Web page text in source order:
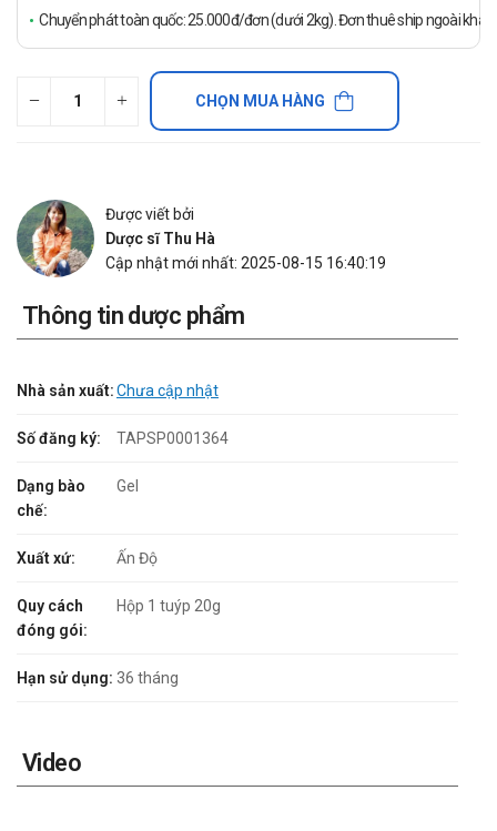
Chuyển phát toàn quốc: 25.000đ/đơn (dưới 2kg). Đơn thuê ship ngoài
CHỌN MUA HÀNG
Được viết bởi
Dược sĩ Thu Hà
Cập nhật mới nhất: 2025-08-15 16:40:19
Thông tin dược phẩm
Nhà sản xuất:Chưa cập nhật
Số đăng ký: TAPSP0001364
Dạng bào
chế:
Gel
Xuất xứ: Ấn Độ
Quy cách
đóng gói:
Hộp 1 tuýp 20g
Hạn sử dụng: 36 tháng
Video